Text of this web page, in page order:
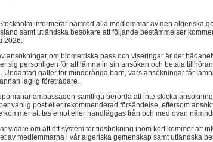
informerar härmed alla medlemmar av den algeriska
samt utländska besökare att följande bestämmelser
2026:
ansökningar om biometriska pass och viseringar är det
sig personligen för att lämna in sin ansökan och betala
Undantag gäller för minderåriga barn, vars ansökningar får
laglig företrädare.
ambassaden samtliga berörda att inte skicka
vanlig post eller rekommenderad försändelse, eftersom
kommer att tas emot eller handläggas från och med ovan
vidare om att ett system för tidsbokning inom kort kommer att
av medlemmarna i vår algeriska gemenskap samt utländska